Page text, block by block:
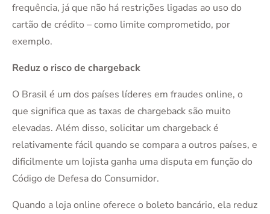
frequência, já que não há restrições ligadas ao uso do
cartão de crédito – como limite comprometido, por
exemplo.
Reduz o risco de chargeback
O Brasil é um dos países líderes em fraudes online, o
que significa que as taxas de chargeback são muito
elevadas. Além disso, solicitar um chargeback é
relativamente fácil quando se compara a outros países, e
dificilmente um lojista ganha uma disputa em função do
Código de Defesa do Consumidor.
Quando a loja online oferece o boleto bancário, ela reduz